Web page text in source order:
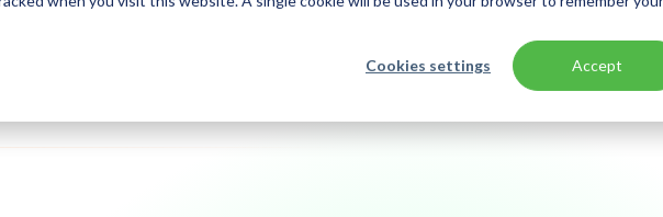
Cookies settings Accept